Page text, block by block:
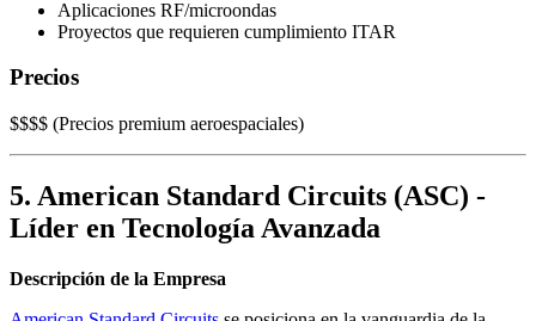
Aplicaciones RF/microondas
Proyectos que requieren cumplimiento ITAR
Precios
$$$$ (Precios premium aeroespaciales)
5. American Standard Circuits (ASC) -
Líder en Tecnología Avanzada
Descripción de la Empresa